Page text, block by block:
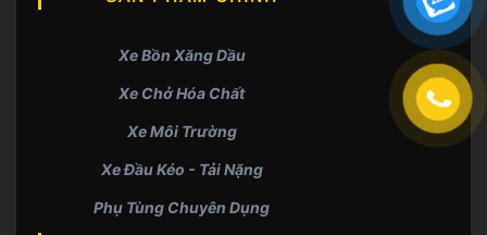
Xe Bồn Xăng Dầu
Xe Chở Hóa Chất
Xe Môi Trường
Xe Đầu Kéo - Tải Nặng
Phụ Tùng Chuyên Dụng